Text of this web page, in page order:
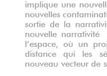
implique une
nouvelles
sortie de la
nouvelle narrativité
l’espace, où un
distance qui les
nouveau vecteur de